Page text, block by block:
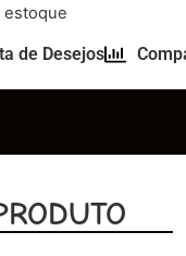
estoque
de Desejos